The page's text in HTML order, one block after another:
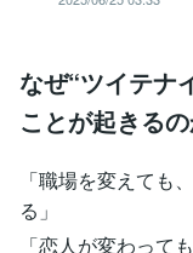
なぜ“ツイテナ
ことが起きる
「職場を変えても
る」
「恋人が変わって